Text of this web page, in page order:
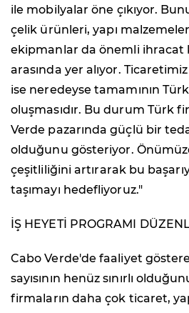
ile mobilyalar öne çıkıyor.
çelik ürünleri, yapı
ekipmanlar da önemli ihracat
arasında yer alıyor.
ise neredeyse tamamının
oluşmasıdır. Bu durum Türk
Verde pazarında güçlü bir
olduğunu gösteriyor.
çeşitliliğini artırarak bu
taşımayı hedefliyoruz."
İŞ HEYETİ PROGRAMI
Cabo Verde'de faaliyet
sayısının henüz sınırlı
firmaların daha çok ticaret,